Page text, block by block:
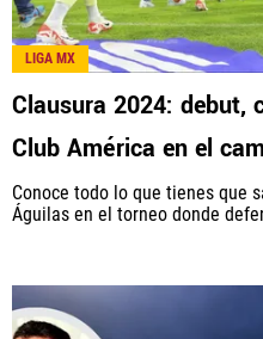
LIGA MX
Clausura 2024: debut,
Club América en el
Conoce todo lo que tienes que
Águilas en el torneo donde